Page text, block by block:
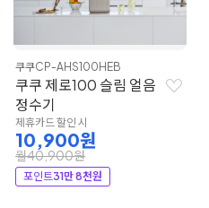
쿠쿠CP-AHS100HEB
쿠쿠 제로100 슬림 얼음
정수기
제휴카드 할인 시
10,900원
월40,900원
포인트31만 8천원